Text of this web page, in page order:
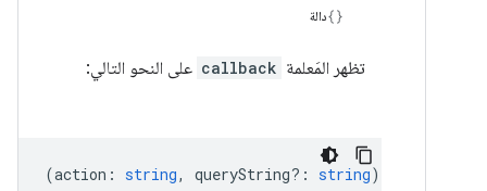
دالة
تظهر المَعلمة callback على النحو التالي:
(action : string, queryString? : string) =>